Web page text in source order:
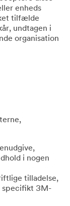
enheds
tilfælde
undtagen i
organisation
i nogen
tilladelse,
specifikt 3M-